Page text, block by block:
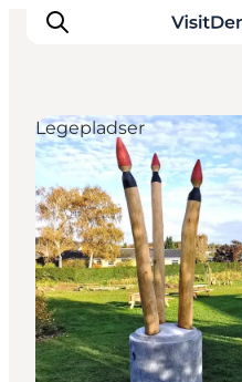
Inspiration
Destinationer
Oplevelser
Overnatning
Planlæg ferien
Legepladser